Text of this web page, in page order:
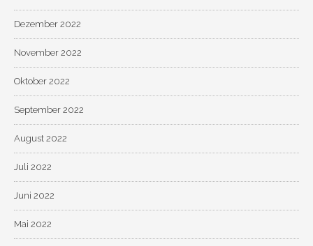
Dezember 2022
November 2022
Oktober 2022
September 2022
August 2022
Juli 2022
Juni 2022
Mai 2022